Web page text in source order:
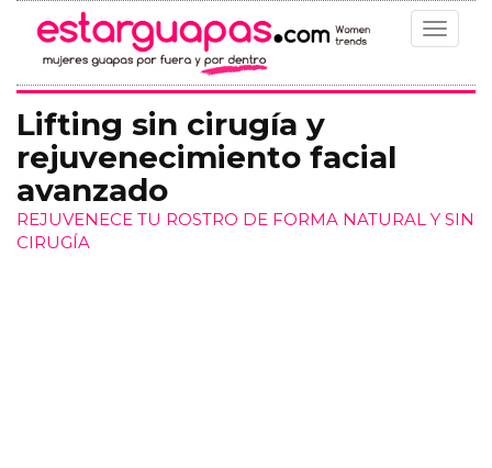
Toggle
Lifting sin cirugía y
rejuvenecimiento facial
avanzado
REJUVENECE TU ROSTRO DE FORMA NATURAL Y SIN
CIRUGÍA